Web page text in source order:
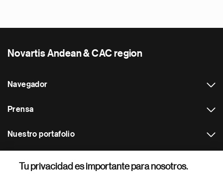
Novartis Andean & CAC region
Navegador
Prensa
Nuestro portafolio
Tu privacidad es importante para nosotros.